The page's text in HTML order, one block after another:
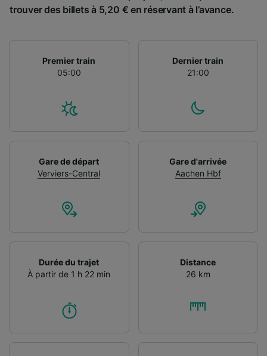
trouver des billets à 5,20 € en réservant à l’avance.
Premier train
05:00
Dernier train
21:00
Gare de départ
Verviers-Central
Gare d'arrivée
Aachen Hbf
Durée du trajet
À partir de 1 h 22 min
Distance
26 km